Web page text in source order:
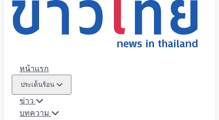
หน้าแรก
ประเด็นร้อน
ข่าว
บทความ